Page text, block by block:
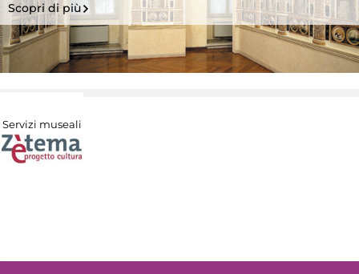
Scopri di più
Servizi museali